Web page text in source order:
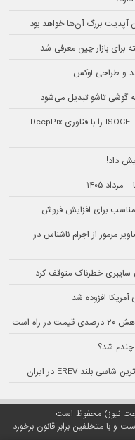
و طراحی لوکس
گوشی تاشو تبدیل می‌شود
سامسونگ حسگر دوربین ۲۰۰ مگاپیکسلی ISOCELL HPC را با فناوری DeepPix
داد!
مناسب برای افزایش فروش
مرموز از اجرام ناشناس در
افزوده شد
است
و با متخلفین برابر قانون برخورد